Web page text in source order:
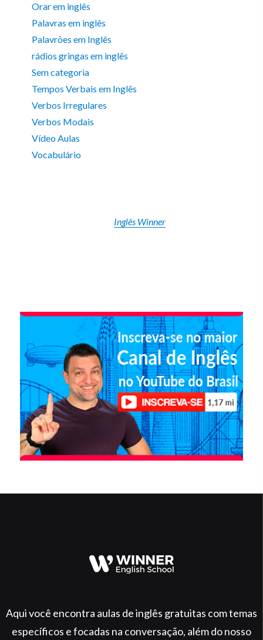
Orar em inglês
Palavras em inglês
Palavrões em Inglês
rádios gringas em inglês
Sem categoria
Tempos Verbais em Inglês
Verbos Irregulares
Verbos Modais
Vídeo Aulas
Vocabulário
Inglês Winner
Aqui você encontra aulas de inglês gratuitas com temas
específicos e focadas na conversação, além do nosso